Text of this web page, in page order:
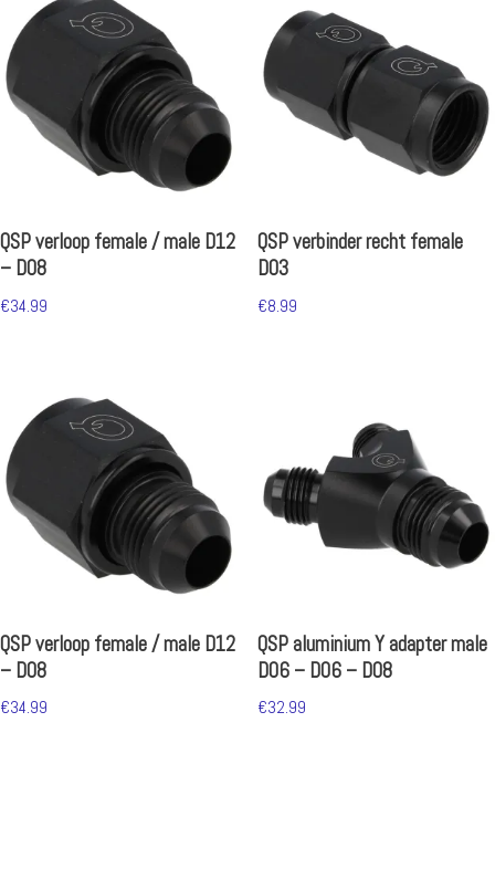
QSP verloop female / male D12
– D08
€34.99
QSP verbinder recht female
D03
€8.99
QSP verloop female / male D12
– D08
€34.99
QSP aluminium Y adapter male
D06 – D06 – D08
€32.99